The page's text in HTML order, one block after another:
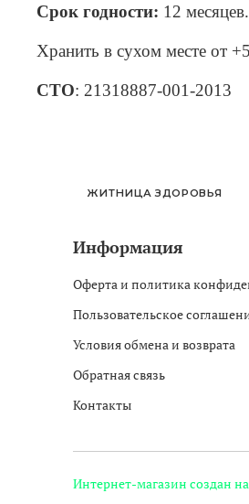
Срок годности: 12 месяцев.
Хранить в сухом месте от
СТО: 21318887-001-2013
ЖИТНИЦА ЗДОРОВЬЯ
Информация
Оферта и политика
Пользовательское
Условия обмена и возврата
Обратная связь
Контакты
Интернет-магазин создан